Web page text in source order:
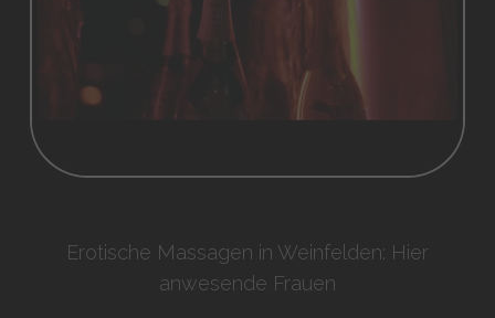
Erotische Massagen in Weinfelden: Hier
anwesende Frauen